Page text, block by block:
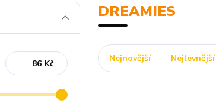
DREAMIES
Nejnovější Nejlevnější
Kč